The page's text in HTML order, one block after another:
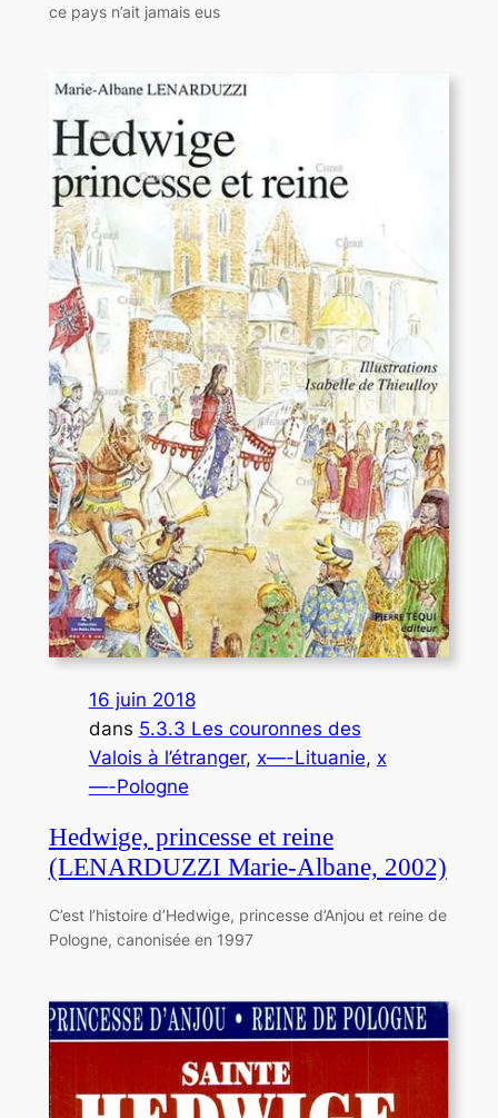
ce pays n’ait jamais eus
16 juin 2018
dans 5.3.3 Les couronnes des
Valois à l’étranger, x—-Lituanie, x
—-Pologne
Hedwige, princesse et reine
(LENARDUZZI Marie-Albane, 2002)
C’est l’histoire d’Hedwige, princesse d’Anjou et reine de
Pologne, canonisée en 1997